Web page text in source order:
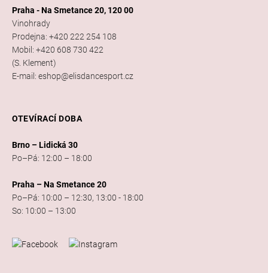
Praha - Na Smetance 20, 120 00
Vinohrady
Prodejna: +420 222 254 108
Mobil: +420 608 730 422
(S. Klement)
E-mail: eshop@elisdancesport.cz
OTEVÍRACÍ DOBA
Brno – Lidická 30
Po–Pá: 12:00 – 18:00
Praha – Na Smetance 20
Po–Pá: 10:00 – 12:30, 13:00 - 18:00
So: 10:00 – 13:00